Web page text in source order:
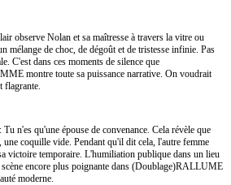
observe Nolan et sa maîtresse à travers la vitre ou
mélange de choc, de dégoût et de tristesse infinie. Pas
C'est dans ces moments de silence que
montre toute sa puissance narrative. On voudrait
flagrante.
n'es qu'une épouse de convenance. Cela révèle que
une coquille vide. Pendant qu'il dit cela, l'autre femme
victoire temporaire. L'humiliation publique dans un lieu
encore plus poignante dans (Doublage)RALLUME
moderne.